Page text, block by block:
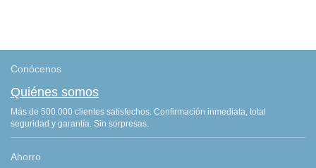
Conócenos
Quiénes somos
Más de 500.000 clientes satisfechos. Confirmación inmediata, total
seguridad y garantía. Sin sorpresas.
Ahorro